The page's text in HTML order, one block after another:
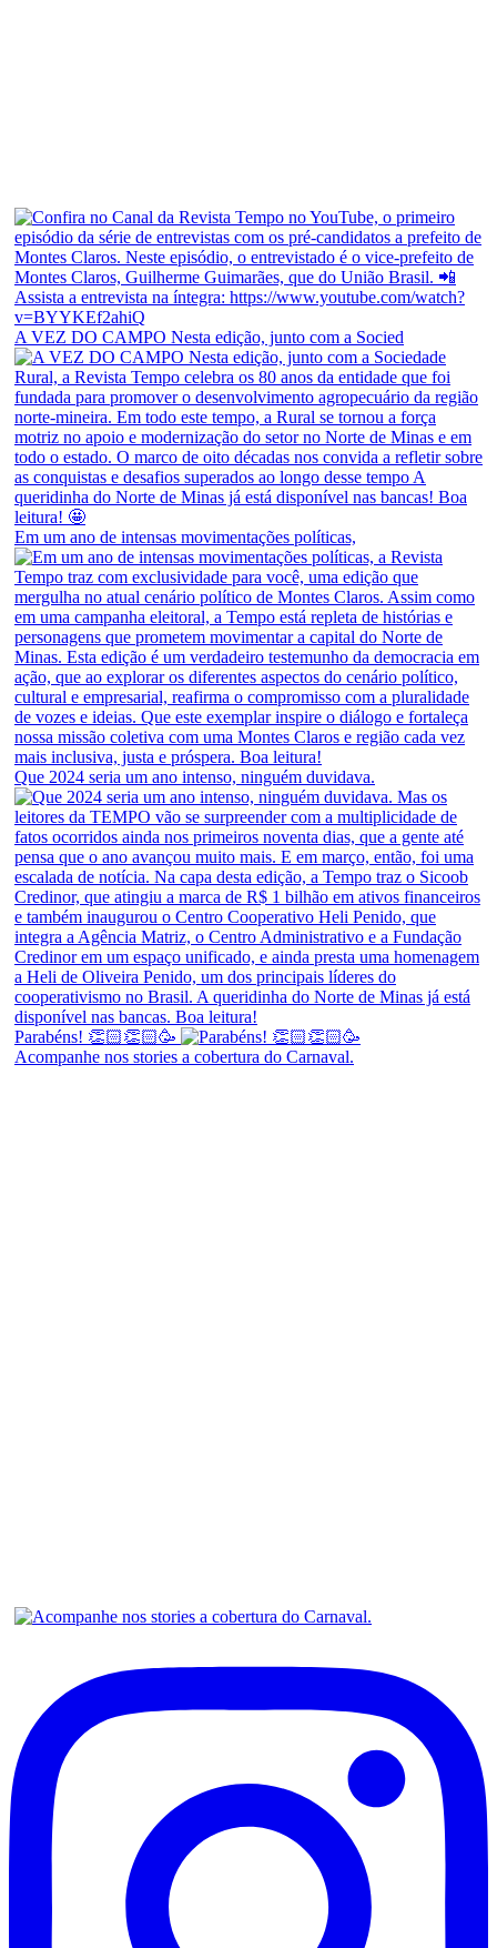
A VEZ DO CAMPO Nesta edição, junto com a Socied
Em um ano de intensas movimentações políticas,
Que 2024 seria um ano intenso, ninguém duvidava.
Parabéns! 👏🏻👏🏻🥳
Acompanhe nos stories a cobertura do Carnaval.